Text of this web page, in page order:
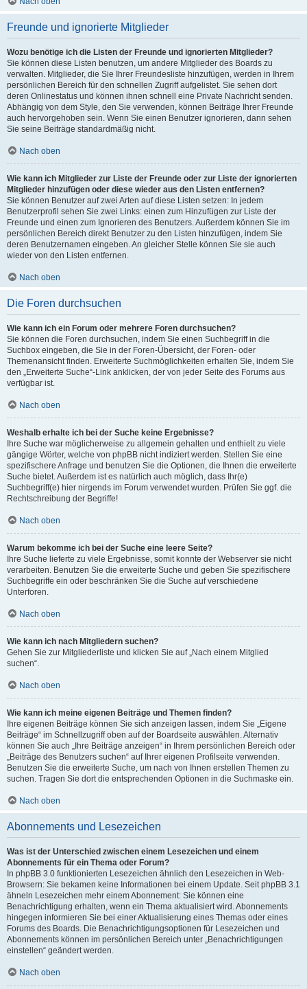
Freunde und ignorierte Mitglieder
Wozu benötige ich die Listen der Freunde und ignorierten Mitglieder?
Sie können diese Listen benutzen, um andere Mitglieder des Boards zu
verwalten. Mitglieder, die Sie Ihrer Freundesliste hinzufügen, werden in Ihrem
persönlichen Bereich für den schnellen Zugriff aufgelistet. Sie sehen dort
deren Onlinestatus und können ihnen schnell eine Private Nachricht senden.
Abhängig von dem Style, den Sie verwenden, können Beiträge Ihrer Freunde
auch hervorgehoben sein. Wenn Sie einen Benutzer ignorieren, dann sehen
Sie seine Beiträge standardmäßig nicht.
Nach oben
Wie kann ich Mitglieder zur Liste der Freunde oder zur Liste der ignorierten
Mitglieder hinzufügen oder diese wieder aus den Listen entfernen?
Sie können Benutzer auf zwei Arten auf diese Listen setzen: In jedem
Benutzerprofil sehen Sie zwei Links: einen zum Hinzufügen zur Liste der
Freunde und einen zum Ignorieren des Benutzers. Außerdem können Sie im
persönlichen Bereich direkt Benutzer zu den Listen hinzufügen, indem Sie
deren Benutzernamen eingeben. An gleicher Stelle können Sie sie auch
wieder von den Listen entfernen.
Nach oben
Die Foren durchsuchen
Wie kann ich ein Forum oder mehrere Foren durchsuchen?
Sie können die Foren durchsuchen, indem Sie einen Suchbegriff in die
Suchbox eingeben, die Sie in der Foren-Übersicht, der Foren- oder
Themenansicht finden. Erweiterte Suchmöglichkeiten erhalten Sie, indem Sie
den „Erweiterte Suche“-Link anklicken, der von jeder Seite des Forums aus
verfügbar ist.
Nach oben
Weshalb erhalte ich bei der Suche keine Ergebnisse?
Ihre Suche war möglicherweise zu allgemein gehalten und enthielt zu viele
gängige Wörter, welche von phpBB nicht indiziert werden. Stellen Sie eine
spezifischere Anfrage und benutzen Sie die Optionen, die Ihnen die erweiterte
Suche bietet. Außerdem ist es natürlich auch möglich, dass Ihr(e)
Suchbegriff(e) hier nirgends im Forum verwendet wurden. Prüfen Sie ggf. die
Rechtschreibung der Begriffe!
Nach oben
Warum bekomme ich bei der Suche eine leere Seite?
Ihre Suche lieferte zu viele Ergebnisse, somit konnte der Webserver sie nicht
verarbeiten. Benutzen Sie die erweiterte Suche und geben Sie spezifischere
Suchbegriffe ein oder beschränken Sie die Suche auf verschiedene
Unterforen.
Nach oben
Wie kann ich nach Mitgliedern suchen?
Gehen Sie zur Mitgliederliste und klicken Sie auf „Nach einem Mitglied
suchen“.
Nach oben
Wie kann ich meine eigenen Beiträge und Themen finden?
Ihre eigenen Beiträge können Sie sich anzeigen lassen, indem Sie „Eigene
Beiträge“ im Schnellzugriff oben auf der Boardseite auswählen. Alternativ
können Sie auch „Ihre Beiträge anzeigen“ in Ihrem persönlichen Bereich oder
„Beiträge des Benutzers suchen“ auf Ihrer eigenen Profilseite verwenden.
Benutzen Sie die erweiterte Suche, um nach von Ihnen erstellen Themen zu
suchen. Tragen Sie dort die entsprechenden Optionen in die Suchmaske ein.
Nach oben
Abonnements und Lesezeichen
Was ist der Unterschied zwischen einem Lesezeichen und einem
Abonnements für ein Thema oder Forum?
In phpBB 3.0 funktionierten Lesezeichen ähnlich den Lesezeichen in Web-
Browsern: Sie bekamen keine Informationen bei einem Update. Seit phpBB 3.1
ähneln Lesezeichen mehr einem Abonnement: Sie können eine
Benachrichtigung erhalten, wenn ein Thema aktualisiert wird. Abonnements
hingegen informieren Sie bei einer Aktualisierung eines Themas oder eines
Forums des Boards. Die Benachrichtigungsoptionen für Lesezeichen und
Abonnements können im persönlichen Bereich unter „Benachrichtigungen
einstellen“ geändert werden.
Nach oben